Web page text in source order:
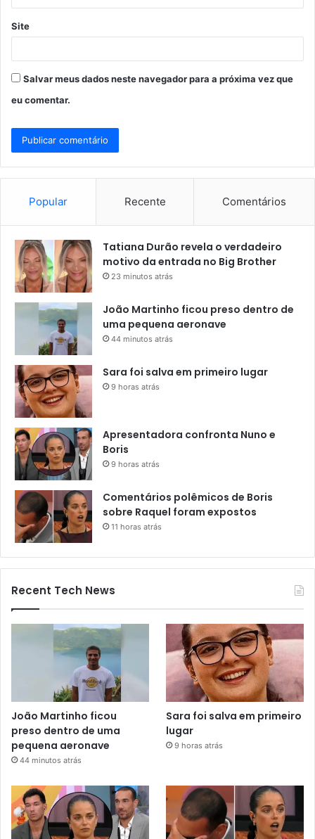
Site
Salvar meus dados neste navegador para a próxima vez que
eu comentar.
Popular Recente Comentários
Tatiana Durão revela o verdadeiro
motivo da entrada no Big Brother
23 minutos atrás
João Martinho ficou preso dentro de
uma pequena aeronave
44 minutos atrás
Sara foi salva em primeiro lugar
9 horas atrás
Apresentadora confronta Nuno e
Boris
9 horas atrás
Comentários polêmicos de Boris
sobre Raquel foram expostos
11 horas atrás
Recent Tech News
João Martinho ficou
preso dentro de uma
pequena aeronave
44 minutos atrás
Sara foi salva em primeiro
lugar
9 horas atrás